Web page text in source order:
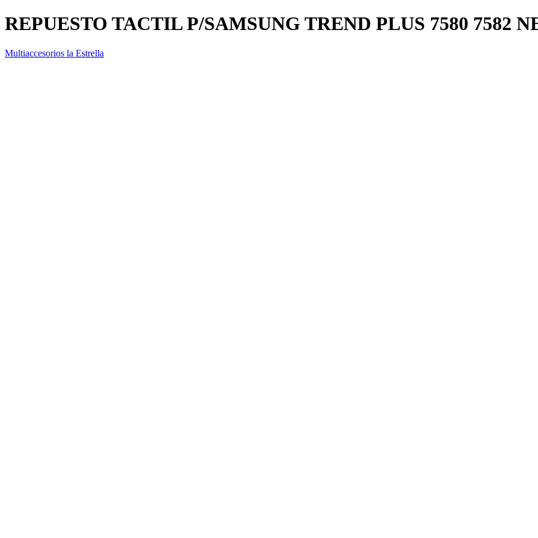
REPUESTO TACTIL P/SAMSUNG TREND PLUS 7580 7582
Multiaccesorios la Estrella